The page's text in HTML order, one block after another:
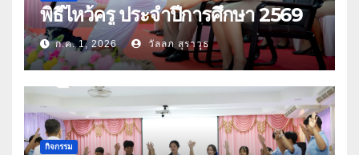
พิธีไหว้ครู ประจำปีการศึกษา 2569
ก.ค. 1, 2026 วัลลภ สุราวุธ
กิจกรรม